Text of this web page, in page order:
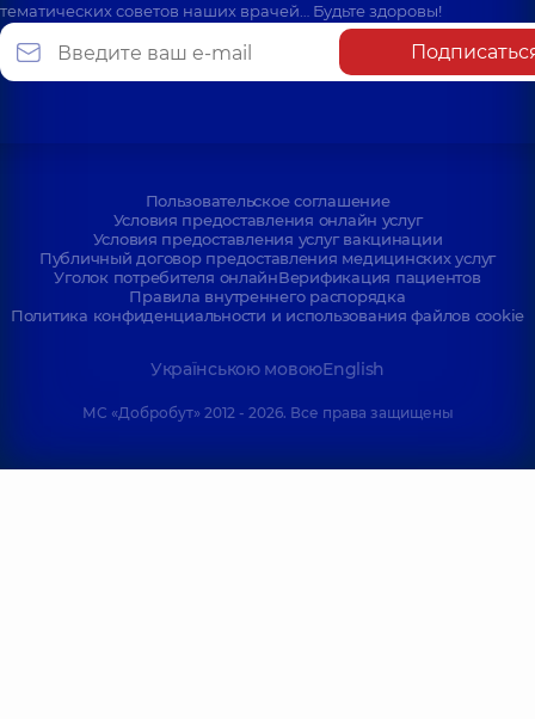
тематических советов наших врачей… Будьте здоровы!
Пользовательское соглашение
Условия предоставления онлайн услуг
Условия предоставления услуг вакцинации
Публичный договор предоставления медицинских услуг
Уголок потребителя онлайнВерификация пациентов
Правила внутреннего распорядка
Политика конфиденциальности и использования файлов cookie
Українською мовоюEnglish
МС «Добробут» 2012 - 2026. Все права защищены